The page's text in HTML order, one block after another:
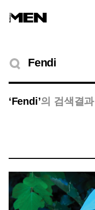
검색결과
‘Fendi’의 검색결과